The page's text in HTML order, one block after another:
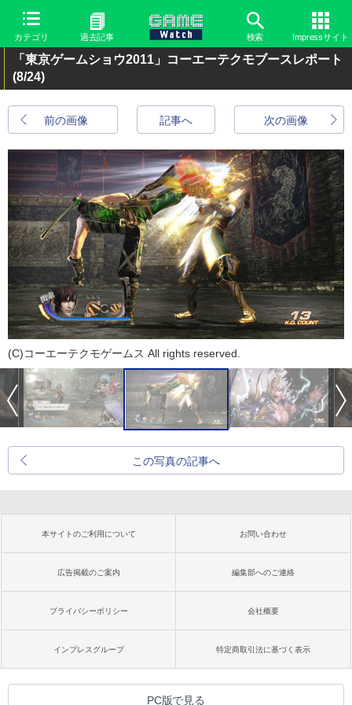
カテゴリ 過去記事 検索 Impressサイト
「東京ゲームショウ2011」コーエーテクモブースレポート
(8/24)
前の画像 次の画像
記事へ
(C)コーエーテクモゲームス All rights reserved.
この写真の記事へ
本サイトのご利用について お問い合わせ
広告掲載のご案内 編集部へのご連絡
プライバシーポリシー 会社概要
インプレスグループ 特定商取引法に基づく表示
PC版で見る